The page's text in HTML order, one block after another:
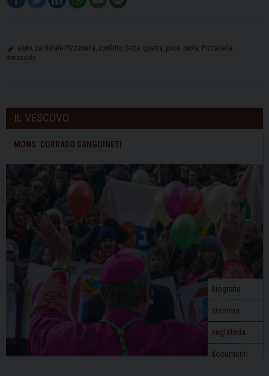
aiuto cardinale Pizzaballa conflitto Gaza guerra pace pavia Pizzaballa
terrasanta
IL VESCOVO
MONS. CORRADO SANGUINETI
biografia
stemma
segreteria
documenti